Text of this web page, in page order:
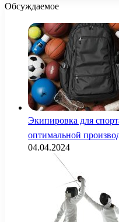
Обсуждаемое
Экипировка для
оптимальной
04.04.2024